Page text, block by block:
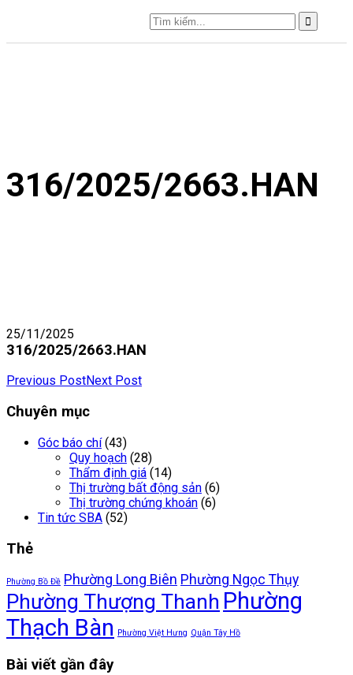
316/2025/2663.HAN
25/11/2025
316/2025/2663.HAN
Previous PostNext Post
Chuyên mục
Góc báo chí (43)
Quy hoạch (28)
Thẩm định giá (14)
Thị trường bất động sản (6)
Thị trường chứng khoán (6)
Tin tức SBA (52)
Thẻ
Phường Bồ Đề Phường Long Biên Phường Ngọc Thụy
Phường Thượng Thanh Phường
Thạch Bàn
Phường Việt Hưng Quận Tây Hồ
Bài viết gần đây